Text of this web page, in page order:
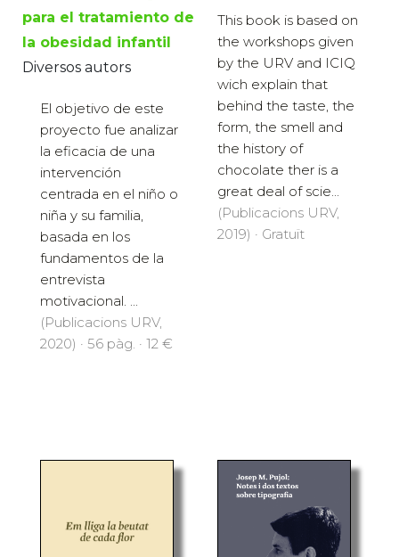
para el tratamiento de
la obesidad infantil
Diversos autors
El objetivo de este
proyecto fue analizar
la eficacia de una
intervención
centrada en el niño o
niña y su familia,
basada en los
fundamentos de la
entrevista
motivacional. ...
(Publicacions URV,
2020) · 56 pàg. · 12 €
This book is based on
the workshops given
by the URV and ICIQ
wich explain that
behind the taste, the
form, the smell and
the history of
chocolate ther is a
great deal of scie...
(Publicacions URV,
2019) · Gratuït